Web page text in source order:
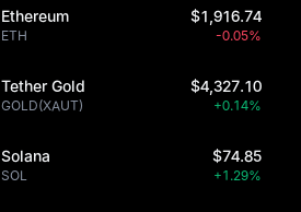
Ethereum
ETH
$1,916.74
-0.05%
Tether Gold
GOLD(XAUT)
$4,327.10
+0.14%
Solana
SOL
$74.85
+1.29%